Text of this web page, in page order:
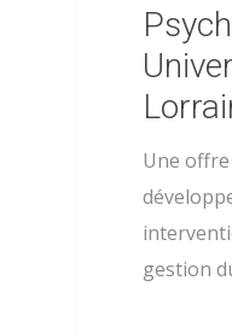
Une
gestion